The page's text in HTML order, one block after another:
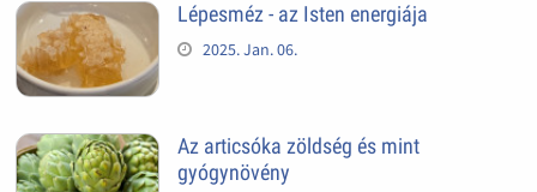
Lépesméz - az Isten energiája
2025. Jan. 06.
Az articsóka zöldség és mint
gyógynövény